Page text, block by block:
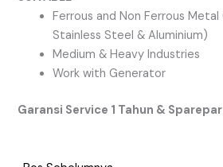
Ferrous and Non Ferrous
Stainless Steel & Aluminium)
Medium & Heavy Industries
Work with Generator
Garansi Service 1 Tahun &